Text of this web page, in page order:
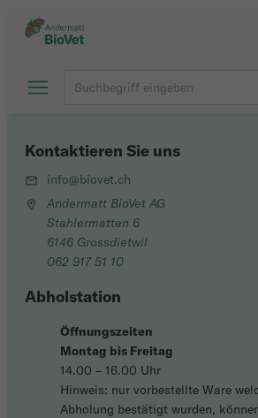
Kontaktieren Sie uns
info@biovet.ch
Andermatt BioVet AG
Stahlermatten 6
6146 Grossdietwil
062 917 51 10
Abholstation
Öffnungszeiten
Montag bis Freitag
14.00 – 16.00 Uhr
Hinweis: nur vorbestellte Ware
Abholung bestätigt wurden,